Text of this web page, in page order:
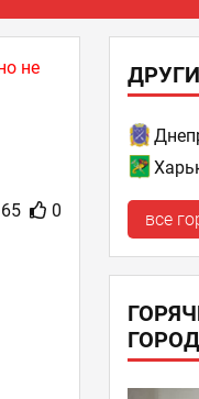
не
0 все